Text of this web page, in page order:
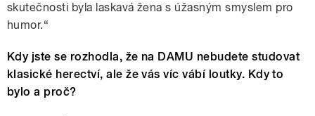
skutečnosti byla laskavá žena s úžasným smyslem pro
humor.“
Kdy jste se rozhodla, že na DAMU nebudete studovat
klasické herectví, ale že vás víc vábí loutky. Kdy to
bylo a proč?